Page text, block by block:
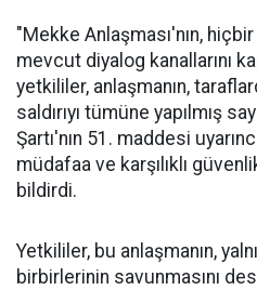
"Mekke Anlaşması'nın,
mevcut diyalog kanallarını
yetkililer, anlaşmanın,
saldırıyı tümüne yapılmış
Şartı'nın 51. maddesi
müdafaa ve karşılıklı
bildirdi.
Yetkililer, bu anlaşmanın,
birbirlerinin savunmasını